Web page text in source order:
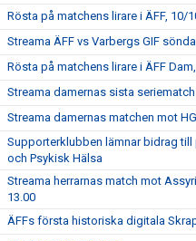
Rösta på matchens lirare i ÄFF, 10/
Streama ÄFF vs Varbergs GIF
Rösta på matchens lirare i ÄFF
Streama damernas sista
Streama damernas matchen mot
Supporterklubben lämnar bidrag till
och Psykisk Hälsa
Streama herrarnas match mot
13.00
ÄFFs första historiska digitala